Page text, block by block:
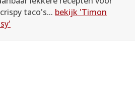
taco's... bekijk 'Timon